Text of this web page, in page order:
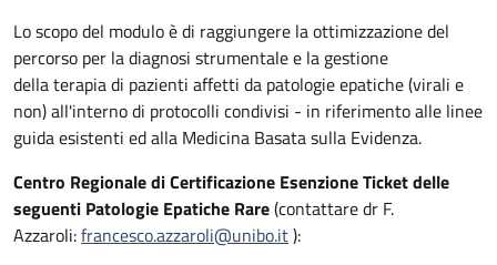
Descrizione
Lo scopo del modulo è di raggiungere la ottimizzazione del
percorso per la diagnosi strumentale e la gestione
della terapia di pazienti affetti da patologie epatiche (virali e
non) all'interno di protocolli condivisi - in riferimento alle linee
guida esistenti ed alla Medicina Basata sulla Evidenza.
Centro Regionale di Certificazione Esenzione Ticket delle
seguenti Patologie Epatiche Rare(contattare dr F.
Azzaroli:francesco.azzaroli@unibo.it):